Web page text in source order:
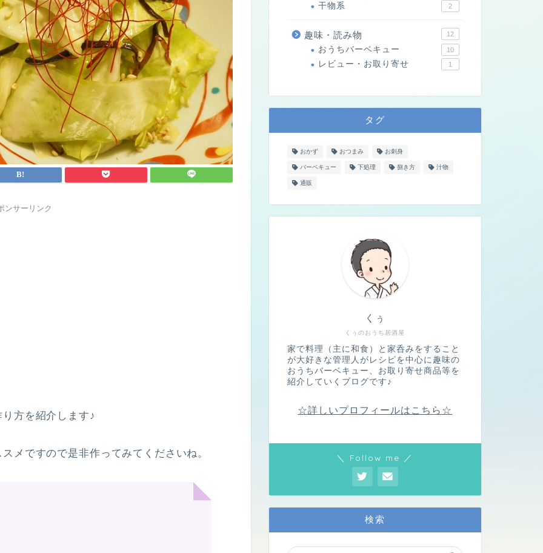
ンサーリンク
方を紹介します♪
メですので是非作ってみてくださいね。
干物系 2
趣味・読み物 12
おうちバーベキュー 10
レビュー・お取り寄せ 1
タグ
おかず おつまみ お刺身
バーベキュー 下処理 捌き方 汁物
通販
くぅのおうち居酒屋
くぅ
家で料理（主に和食）と家呑みをすること
が大好きな管理人がレシピを中心に趣味の
おうちバーベキュー、お取り寄せ商品等を
紹介していくブログです♪
☆詳しいプロフィールはこちら☆
＼ Follow me ／
検索